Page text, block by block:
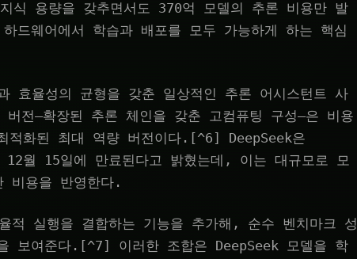
식 용량을 갖추면서도 370억 모델의 추론 비용만 발
드웨어에서 학습과 배포를 모두 가능하게 하는 핵심
효율성의 균형을 갖춘 일상적인 추론 어시스턴트 사
전—확장된 추론 체인을 갖춘 고컴퓨팅 구성—은 비용
적화된 최대 역량 버전이다.[^6] DeepSeek은
월 15일에 만료된다고 밝혔는데, 이는 대규모로 모
비용을 반영한다.
적 실행을 결합하는 기능을 추가해, 순수 벤치마크 성
보여준다.[^7] 이러한 조합은 DeepSeek 모델을 학